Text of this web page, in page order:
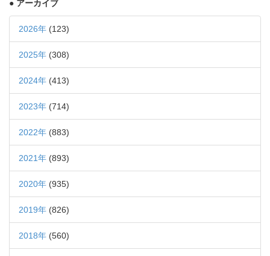
● アーカイブ
2026年 (123)
2025年 (308)
2024年 (413)
2023年 (714)
2022年 (883)
2021年 (893)
2020年 (935)
2019年 (826)
2018年 (560)